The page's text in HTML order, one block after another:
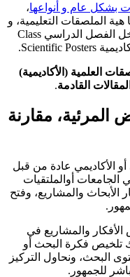
بشكل عام و أنواعها،
الملصقات التعليمية، و
ماهو الفرق بين الملصقات التي تكون داخل الفصل الدراسي Class
العلمية (الأكاديمية)
القادمة.
المرئية، مقارنة
الأكاديمي عادة من قبل
الجامعات أوالملتقيات
والمشاريع، وفتح
والمشاريع في
تلخيص فكرة البحث أو
البحث، ونحاول التركيز
للجمهور.